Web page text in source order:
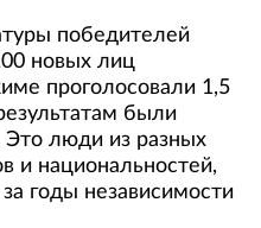
победителей
новых лиц
проголосовали 1,5
были
люди из разных
и национальностей,
годы независимости